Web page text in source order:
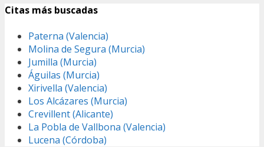
Citas más buscadas
Paterna (Valencia)
Molina de Segura (Murcia)
Jumilla (Murcia)
Águilas (Murcia)
Xirivella (Valencia)
Los Alcázares (Murcia)
Crevillent (Alicante)
La Pobla de Vallbona (Valencia)
Lucena (Córdoba)